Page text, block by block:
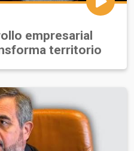
empresarial
territorio